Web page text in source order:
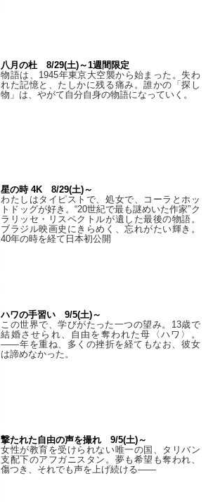
八月の杜 8/29(土)～1週間限定
物語は、1945年東京大空襲から始まった。失わ
れた記憶と、たしかに残る痛み。誰かの「探し
物」は、やがて自分自身の物語になっていく。
星の時 4K 8/29(土)～
わたしはタイピストで、処⼥で、コーラとホッ
トドッグが好き。“20世紀で最も謎めいた作家”ク
ラリッセ・リスペクトルが遺した最後の物語。
ブラジル映画史にきらめく、忘れがたい輝き。
40年の時を経て⽇本初公開
ハワの手習い 9/5(土)～
この世界で、学びがたった一つの望み。13歳で
結婚させられ、自由を奪われた母〈ハワ〉。
——年を重ね、多くの挫折を経てもなお、彼女
は諦めなかった。
撃たれた自由の声を撮れ 9/5(土)～
女性が教育を受けられない唯一の国、タリバン
支配下のアフガニスタン。夢も希望も奪われ、
傷つき、それでも声を上げ続ける——